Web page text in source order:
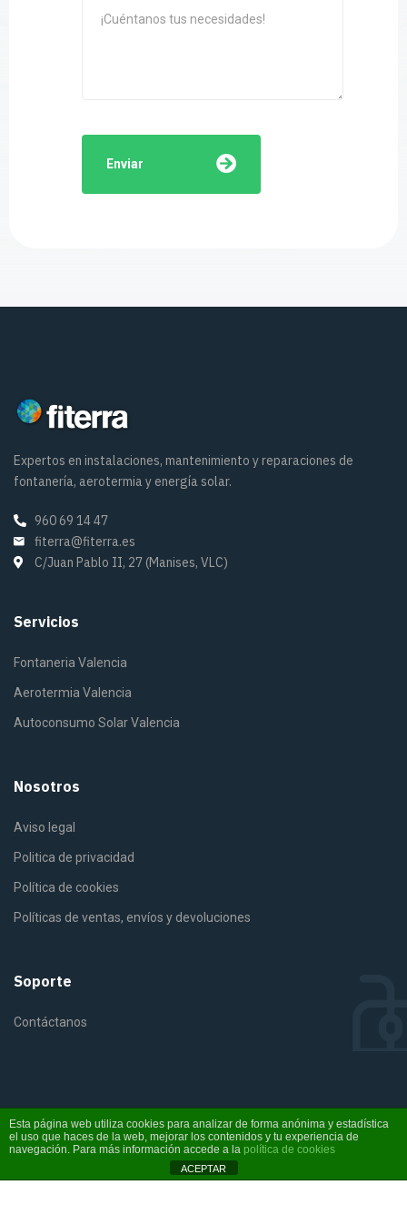
Enviar
Expertos en instalaciones, mantenimiento y reparaciones de
fontanería, aerotermia y energía solar.
960 69 14 47
fiterra@fiterra.es
C/Juan Pablo II, 27 (Manises, VLC)
Servicios
Fontaneria Valencia
Aerotermia Valencia
Autoconsumo Solar Valencia
Nosotros
Aviso legal
Politica de privacidad
Política de cookies
Políticas de ventas, envíos y devoluciones
Soporte
Contáctanos
©2025 Fiterra. Derechos reservados
YouTube
Esta página web utiliza cookies para analizar de forma anónima y estadística
el uso que haces de la web, mejorar los contenidos y tu experiencia de
navegación. Para más información accede a la política de cookies
ACEPTAR